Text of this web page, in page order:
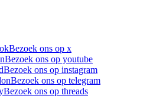
Bezoek ons op x
Bezoek ons op youtube
Bezoek ons op instagram
Bezoek ons op telegram
Bezoek ons op threads